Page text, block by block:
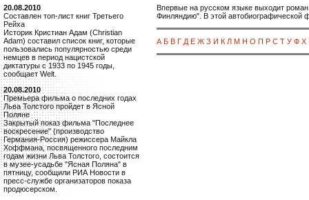
20.08.2010
Составлен топ-лист книг Третьего
Рейха
Историк Кристиан Адам (Christian
Adam) составил список книг, которые
пользовались популярностью среди
немцев в период нацистской
диктатуры с 1933 по 1945 годы,
сообщает Welt.
20.08.2010
Премьера фильма о последних годах
Льва Толстого пройдет в Ясной
Поляне
Закрытый показ фильма "Последнее
воскресение" (производство
Германия-Россия) режиссера Майкла
Хоффмана, посвященного последним
годам жизни Льва Толстого, состоится
в музее-усадьбе "Ясная Поляна" в
пятницу, сообщили РИА Новости в
пресс-службе организаторов показа
продюсерском.
Впервые на русском языке выходит
Финляндию". В этой автобиографической
А Б В Г Д Е Ж З И К Л М Н О П Р С Т У Ф Х